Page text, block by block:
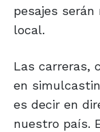
pesajes
local.
Las carreras,
en
es decir en
nuestro país.